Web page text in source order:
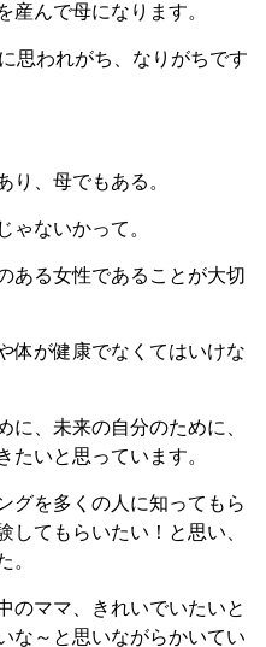
産んで母になります。
思われがち、なりがちです
り、母でもある。
ゃないかって。
ある女性であることが大切
体が健康でなくてはいけな
に、未来の自分のために、
たいと思っています。
グを多くの人に知ってもら
してもらいたい！と思い、
。
のママ、きれいでいたいと
な～と思いながらかいてい